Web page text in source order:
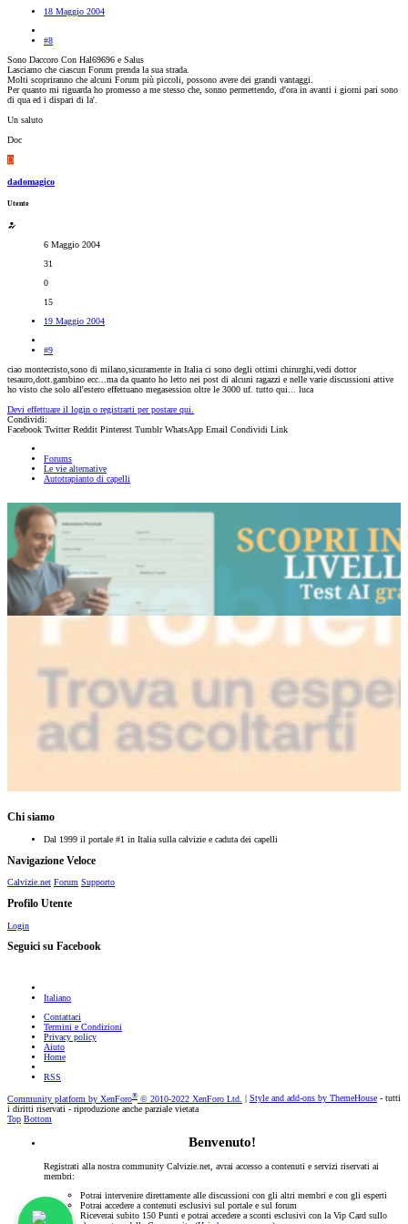
18 Maggio 2004
#8
Sono Daccoro Con Hal69696 e Salus
Lasciamo che ciascun Forum prenda la sua strada.
Molti scopriranno che alcuni Forum più piccoli, possono avere dei grandi vantaggi.
Per quanto mi riguarda ho promesso a me stesso che, sonno permettendo, d'ora in avanti i giorni pari sono
di qua ed i dispari di la'.
Un saluto
Doc
D
dadomagico
Utente
6 Maggio 2004
31
0
15
19 Maggio 2004
#9
ciao montecristo,sono di milano,sicuramente in Italia ci sono degli ottimi chirurghi,vedi dottor
tesauro,dott.gambino ecc...ma da quanto ho letto nei post di alcuni ragazzi e nelle varie discussioni attive
ho visto che solo all'estero effettuano megasession oltre le 3000 uf. tutto qui... luca
Devi effettuare il login o registrarti per postare qui.
Condividi:
Facebook Twitter Reddit Pinterest Tumblr WhatsApp Email Condividi Link
Forums
Le vie alternative
Autotrapianto di capelli
Chi siamo
Dal 1999 il portale #1 in Italia sulla calvizie e caduta dei capelli
Navigazione Veloce
Calvizie.net Forum Supporto
Profilo Utente
Login
Seguici su Facebook
Italiano
Contattaci
Termini e Condizioni
Privacy policy
Aiuto
Home
RSS
Community platform by XenForo® © 2010-2022 XenForo Ltd. Style and add-ons by ThemeHouse - tutti
i diritti riservati - riproduzione anche parziale vietata
Top Bottom
Benvenuto!
Registrati alla nostra community Calvizie.net, avrai accesso a contenuti e servizi riservati ai
membri:
Potrai intervenire direttamente alle discussioni con gli altri membri e con gli esperti
Potrai accedere a contenuti esclusivi sul portale e sul forum
Riceverai subito 150 Punti e potrai accedere a sconti esclusivi con la Vip Card sullo